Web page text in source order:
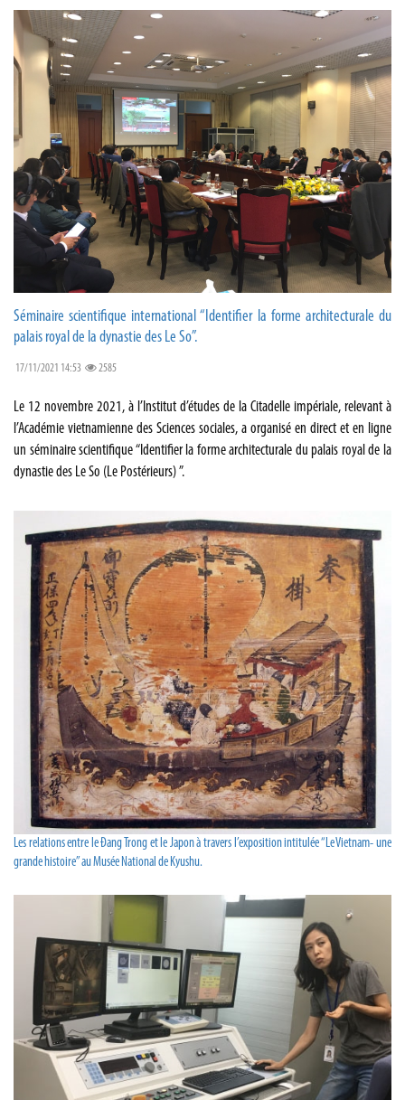
Séminaire scientifique international “Identifier la forme architecturale du
palais royal de la dynastie des Le So”.
17/11/2021 14:53 2585
Le 12 novembre 2021, à l’Institut d’études de la Citadelle impériale, relevant à
l’Académie vietnamienne des Sciences sociales, a organisé en direct et en ligne
un séminaire scientifique “Identifier la forme architecturale du palais royal de la
dynastie des Le So (Le Postérieurs) ”.
Les relations entre le Đang Trong et le Japon à travers l’exposition intitulée “Le Vietnam- une
grande histoire” au Musée National de Kyushu.